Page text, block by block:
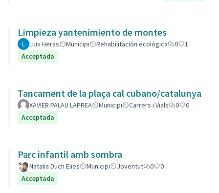
Limpieza yantenimiento de montes
Luis Heras Municipi Rehabilitación ecológica 0
1
Acceptada
Tancament de la plaça cal cubano/catalunya
XAVIER PALAU LAPREA Municipi Carrers i Vials 0
0
Acceptada
Parc infantil amb sombra
Natalia Duch Elies Municipi Joventut 0
0
Acceptada